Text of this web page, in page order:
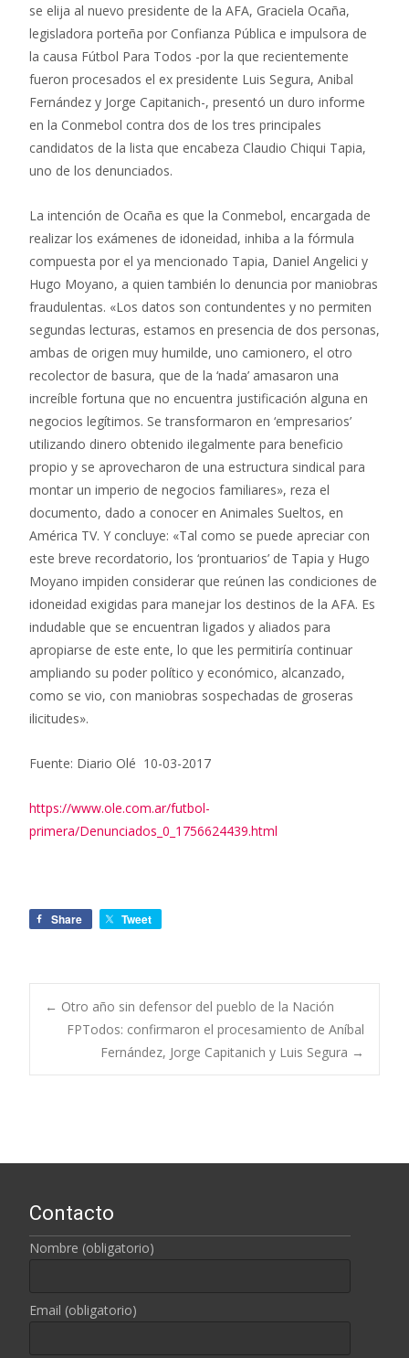
se elija al nuevo presidente de la AFA, Graciela Ocaña,
legisladora porteña por Confianza Pública e impulsora de
la causa Fútbol Para Todos -por la que recientemente
fueron procesados el ex presidente Luis Segura, Anibal
Fernández y Jorge Capitanich-, presentó un duro informe
en la Conmebol contra dos de los tres principales
candidatos de la lista que encabeza Claudio Chiqui Tapia,
uno de los denunciados.
La intención de Ocaña es que la Conmebol, encargada de
realizar los exámenes de idoneidad, inhiba a la fórmula
compuesta por el ya mencionado Tapia, Daniel Angelici y
Hugo Moyano, a quien también lo denuncia por maniobras
fraudulentas. «Los datos son contundentes y no permiten
segundas lecturas, estamos en presencia de dos personas,
ambas de origen muy humilde, uno camionero, el otro
recolector de basura, que de la ‘nada’ amasaron una
increíble fortuna que no encuentra justificación alguna en
negocios legítimos. Se transformaron en ‘empresarios’
utilizando dinero obtenido ilegalmente para beneficio
propio y se aprovecharon de una estructura sindical para
montar un imperio de negocios familiares», reza el
documento, dado a conocer en Animales Sueltos, en
América TV. Y concluye: «Tal como se puede apreciar con
este breve recordatorio, los ‘prontuarios’ de Tapia y Hugo
Moyano impiden considerar que reúnen las condiciones de
idoneidad exigidas para manejar los destinos de la AFA. Es
indudable que se encuentran ligados y aliados para
apropiarse de este ente, lo que les permitiría continuar
ampliando su poder político y económico, alcanzado,
como se vio, con maniobras sospechadas de groseras
ilicitudes».
Fuente: Diario Olé 10-03-2017
https://www.ole.com.ar/futbol-
primera/Denunciados_0_1756624439.html
Share Tweet
Navegación de
← Otro año sin defensor del pueblo de la Nación
FPTodos: confirmaron el procesamiento de Aníbal
Fernández, Jorge Capitanich y Luis Segura →
Contacto
Nombre (obligatorio)
Email (obligatorio)